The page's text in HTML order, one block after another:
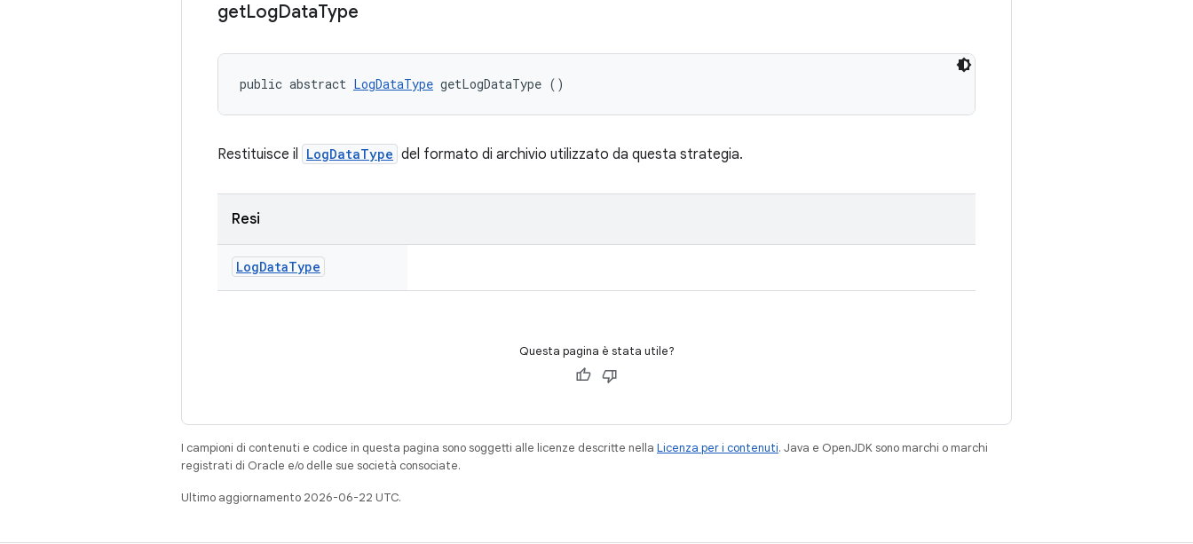
getLogDataType
public abstract LogDataType getLogDataType ()
Restituisce il LogDataType del formato di archivio utilizzato da questa strategia.
Resi
LogDataType
Questa pagina è stata utile?
I campioni di contenuti e codice in questa pagina sono soggetti alle licenze descritte nella Licenza per i contenuti. Java e OpenJDK sono marchi o marchi
registrati di Oracle e/o delle sue società consociate.
Ultimo aggiornamento 2026-06-22 UTC.